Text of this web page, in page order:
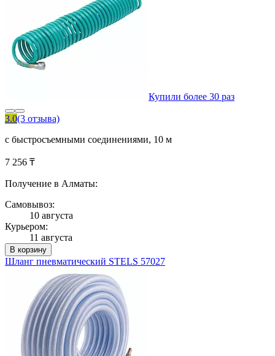
Купили более 30 раз
3.0(3 отзыва)
с быстросъемными соединениями, 10 м
7 256 ₸
Получение в Алматы:
Самовывоз:
10 августа
Курьером:
11 августа
В корзину
Шланг пневматический STELS 57027